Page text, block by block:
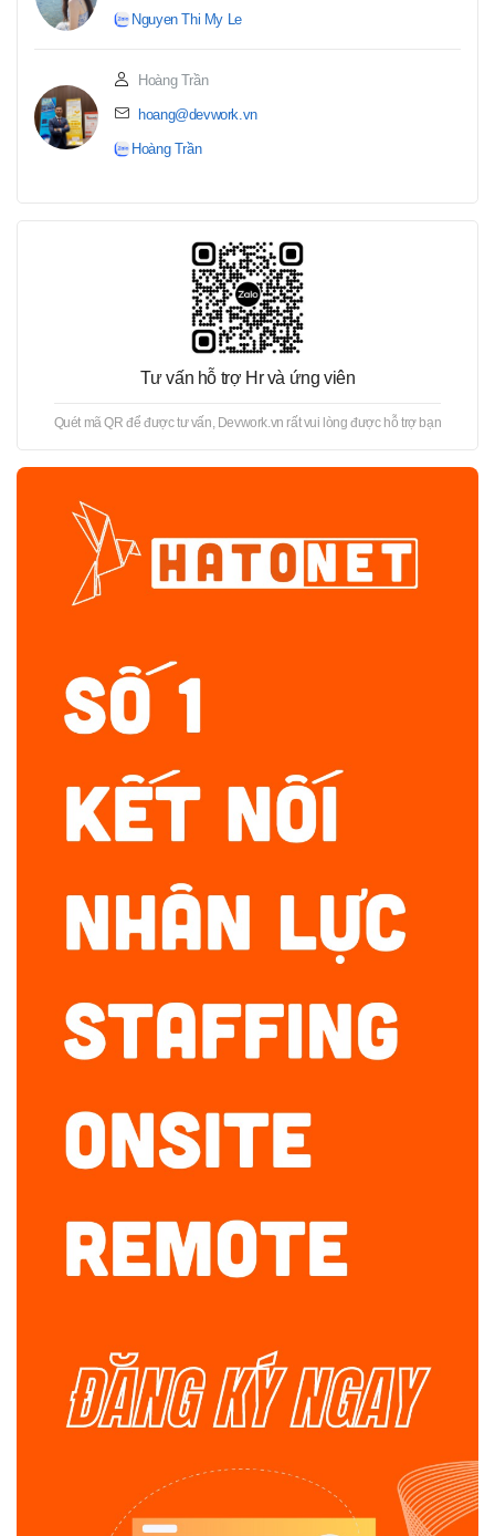
Nguyen Thi My Le
Hoàng Trần
hoang@devwork.vn
Hoàng Trần
Tư vấn hỗ trợ Hr và ứng viên
Quét mã QR để được tư vấn, Devwork.vn rất vui lòng được hỗ trợ bạn